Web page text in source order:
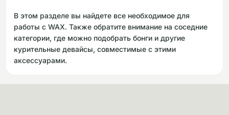
В этом разделе вы найдете все необходимое для
работы с WAX. Также обратите внимание на соседние
категории, где можно подобрать бонги и другие
курительные девайсы, совместимые с этими
аксессуарами.